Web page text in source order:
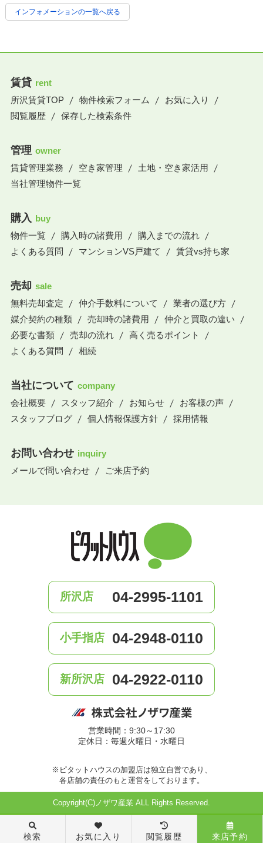
インフォメーションの一覧へ戻る
賃貸 rent
所沢賃貸TOP
物件検索フォーム
お気に入り
閲覧履歴
保存した検索条件
管理 owner
賃貸管理業務
空き家管理
土地・空き家活用
当社管理物件一覧
購入 buy
物件一覧
購入時の諸費用
購入までの流れ
よくある質問
マンションVS戸建て 賃貸vs持ち家
売却 sale
無料売却査定
仲介手数料について
業者の選び方
媒介契約の種類
売却時の諸費用
仲介と買取の違い
必要な書類
売却の流れ
高く売るポイント
よくある質問
相続
当社について company
会社概要
スタッフ紹介 お知らせ
お客様の声
スタッフブログ
個人情報保護方針 採用情報
お問い合わせ inquiry
メールで問い合わせ
ご来店予約
所沢店 04-2995-1101
小手指店 04-2948-0110
新所沢店 04-2922-0110
営業時間：9:30～17:30
定休日：毎週火曜日・水曜日
※ピタットハウスの加盟店は独立自営であり、
各店舗の責任のもと運営をしております。
Copyright(C)ノザワ産業 ALL Rights Reserved.
検索 お気に入り 閲覧履歴 来店予約